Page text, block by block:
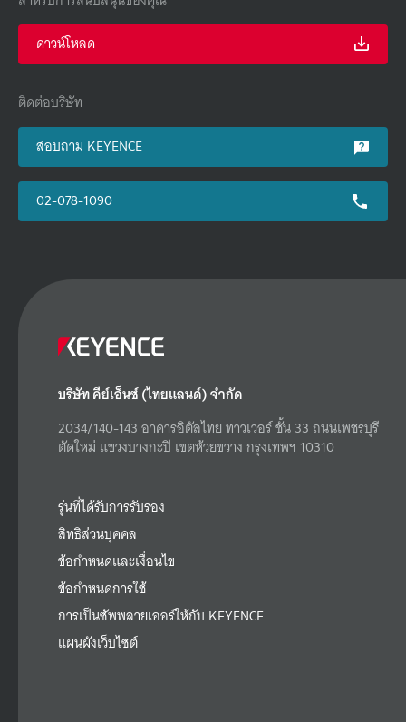
ดาวน์โหลด
ติดต่อบริษัท
สอบถาม KEYENCE
02-078-1090
บริษัท คีย์เอ็นซ์ (ไทยแลนด์) จำกัด
2034/140-143 อาคารอิตัลไทย ทาวเวอร์ ชั้น 33 ถนนเพชรบุรี
ตัดใหม่ แขวงบางกะปิ เขตห้วยขวาง กรุงเทพฯ 10310
รุ่นที่ได้รับการรับรอง
สิทธิส่วนบุคคล
ข้อกำหนดและเงื่อนไข
ข้อกำหนดการใช้
การเป็นซัพพลายเออร์ให้กับ KEYENCE
แผนผังเว็บไซต์